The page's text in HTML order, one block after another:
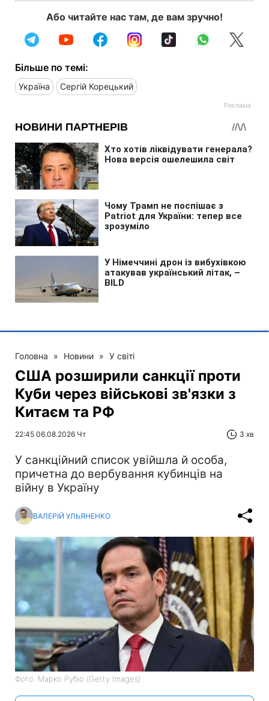
Або читайте нас там, де вам зручно!
Більше по темі:
Україна Сергій Корецький
Головна » Новини » У світі
США розширили санкції проти
Куби через військові зв'язки з
Китаєм та РФ
22:45 06.08.2026 Чт 3 хв
У санкційний список увійшла й особа,
причетна до вербування кубинців на
війну в Україну
ВАЛЕРІЙ УЛЬЯНЕНКО
Фото: Марко Рубіо (Getty Images)